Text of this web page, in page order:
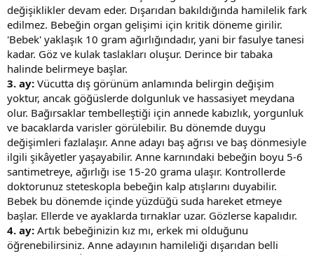
değişiklikler devam eder. Dışarıdan bakıldığında hamilelik fark
edilmez. Bebeğin organ gelişimi için kritik döneme girilir.
'Bebek' yaklaşık 10 gram ağırlığındadır, yani bir fasulye tanesi
kadar. Göz ve kulak taslakları oluşur. Derince bir tabaka
halinde belirmeye başlar.
3. ay: Vücutta dış görünüm anlamında belirgin değişim
yoktur, ancak göğüslerde dolgunluk ve hassasiyet meydana
olur. Bağırsaklar tembelleştiği için annede kabızlık, yorgunluk
ve bacaklarda varisler görülebilir. Bu dönemde duygu
değişimleri fazlalaşır. Anne adayı baş ağrısı ve baş dönmesiyle
ilgili şikâyetler yaşayabilir. Anne karnındaki bebeğin boyu 5-6
santimetreye, ağırlığı ise 15-20 grama ulaşır. Kontrollerde
doktorunuz steteskopla bebeğin kalp atışlarını duyabilir.
Bebek bu dönemde içinde yüzdüğü suda hareket etmeye
başlar. Ellerde ve ayaklarda tırnaklar uzar. Gözlerse kapalıdır.
4. ay: Artık bebeğinizin kız mı, erkek mi olduğunu
öğrenebilirsiniz. Anne adayının hamileliği dışarıdan belli